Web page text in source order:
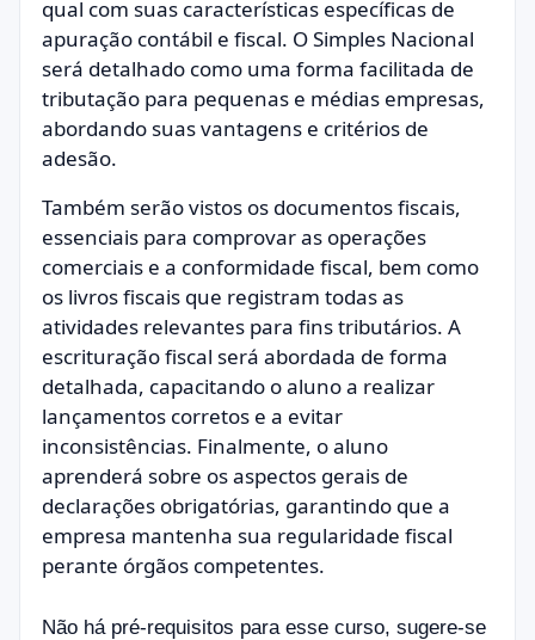
qual com suas características específicas de
apuração contábil e fiscal. O Simples Nacional
será detalhado como uma forma facilitada de
tributação para pequenas e médias empresas,
abordando suas vantagens e critérios de
adesão.
Também serão vistos os documentos fiscais,
essenciais para comprovar as operações
comerciais e a conformidade fiscal, bem como
os livros fiscais que registram todas as
atividades relevantes para fins tributários. A
escrituração fiscal será abordada de forma
detalhada, capacitando o aluno a realizar
lançamentos corretos e a evitar
inconsistências. Finalmente, o aluno
aprenderá sobre os aspectos gerais de
declarações obrigatórias, garantindo que a
empresa mantenha sua regularidade fiscal
perante órgãos competentes.
Não há pré-requisitos para esse curso, sugere-se